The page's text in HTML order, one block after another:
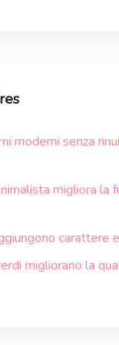
moderni senza
migliora la
carattere
migliorano la